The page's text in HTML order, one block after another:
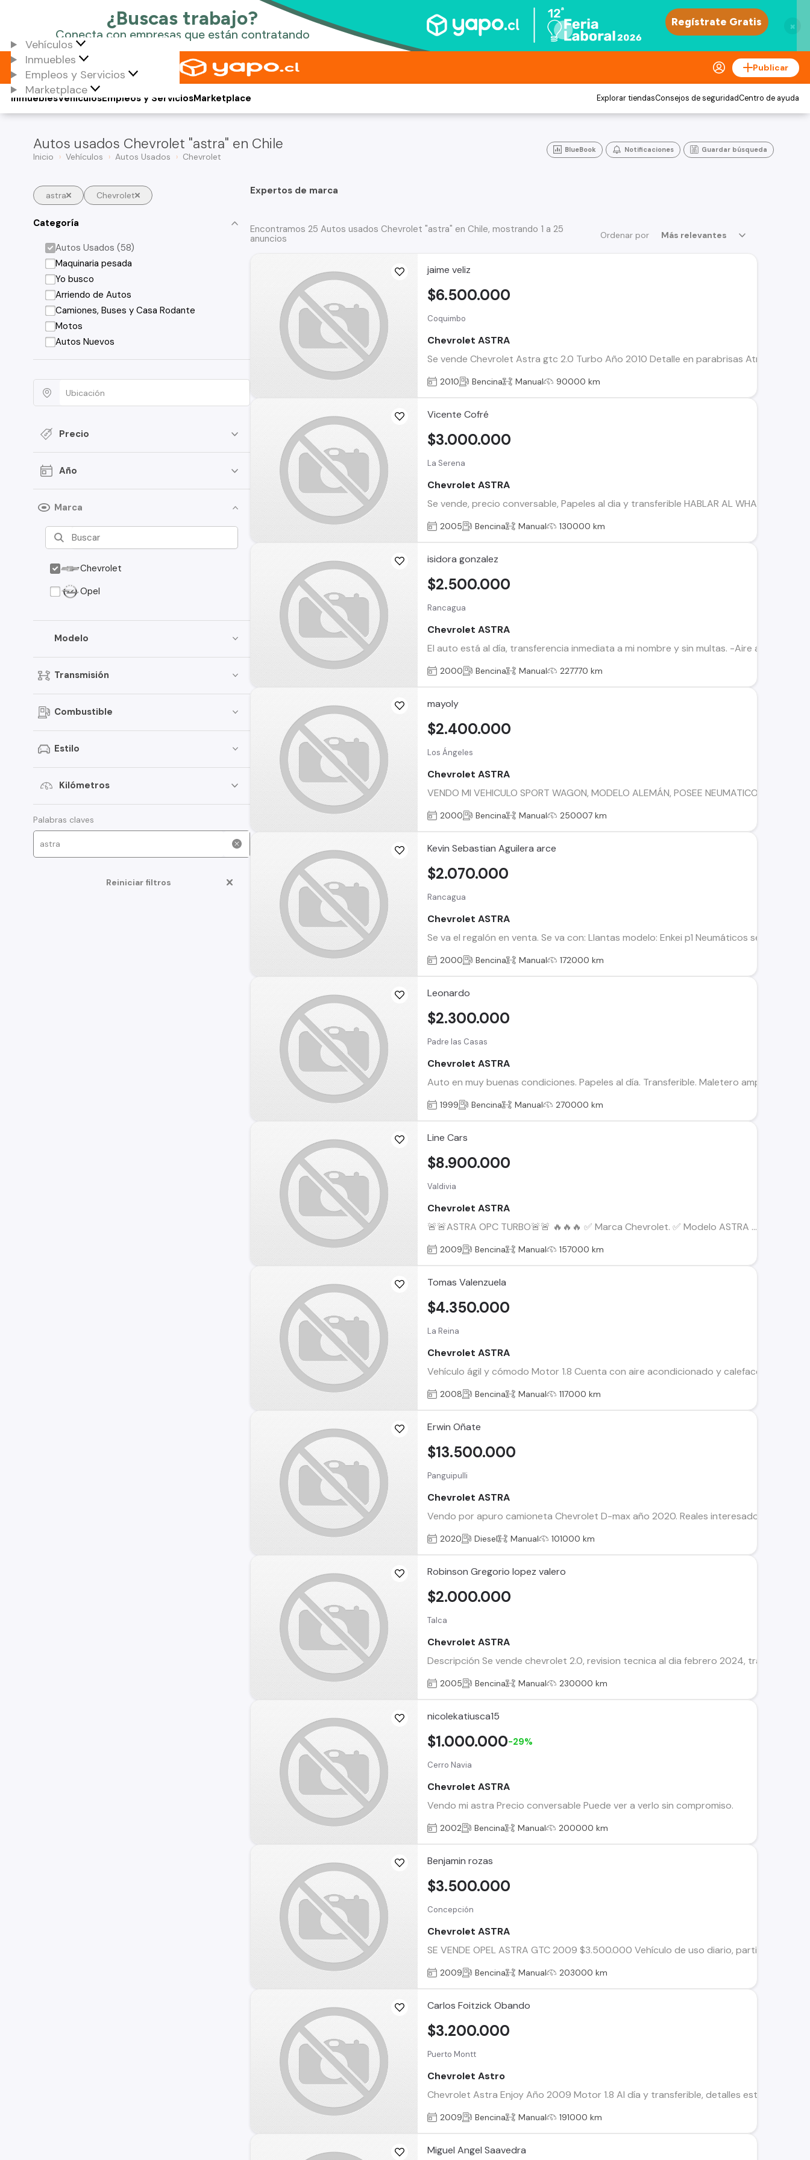
×
Vehículos
Inmuebles
Empleos y Servicios
Marketplace
Publicar
Vehículos
Inmuebles Empleos y ServiciosMarketplace Explorar tiendasConsejos de seguridadCentro de ayuda
Autos usados Chevrolet "astra" en Chile
Inicio Vehículos Autos Usados Chevrolet
BlueBook Notificaciones Guardar búsqueda
astra Chevrolet
Categoría
Autos Usados (58)
Maquinaria pesada
Yo busco
Arriendo de Autos
Camiones, Buses y Casa Rodante
Motos
Autos Nuevos
Precio
Año
Marca
Chevrolet
Opel
Modelo
Transmisión
Combustible
Estilo
Kilómetros
Palabras claves
Reiniciar filtros
Expertos de marca
Ordenar por Más relevantes
Encontramos 25 Autos usados Chevrolet "astra" en Chile, mostrando 1 a 25
anuncios
jaime veliz
Coquimbo
Chevrolet ASTRA
Se vende Chevrolet Astra gtc 2.0 Turbo Año 2010 Detalle en parabrisas Atrasado
$6.500.000
2010 Bencina Manual 90000 km
Vicente Cofré
La Serena
Chevrolet ASTRA
Se vende, precio conversable, Papeles al dia y transferible HABLAR AL WHATSAPP,
$3.000.000
2005 Bencina Manual 130000 km
isidora gonzalez
Rancagua
Chevrolet ASTRA
El auto está al día, transferencia inmediata a mi nombre y sin multas. -Aire
$2.500.000
2000 Bencina Manual 227770 km
mayoly
Los Ángeles
Chevrolet ASTRA
VENDO MI VEHICULO SPORT WAGON, MODELO ALEMÁN, POSEE NEUMATICOS
$2.400.000
2000 Bencina Manual 250007 km
Kevin Sebastian Aguilera arce
Rancagua
Chevrolet ASTRA
Se va el regalón en venta. Se va con: Llantas modelo: Enkei p1 Neumáticos semi slick
$2.070.000
2000 Bencina Manual 172000 km
Leonardo
Padre las Casas
Chevrolet ASTRA
Auto en muy buenas condiciones. Papeles al día. Transferible. Maletero amplio. Tapiz
$2.300.000
1999 Bencina Manual 270000 km
Line Cars
Valdivia
Chevrolet ASTRA
🚨🚨️ASTRA OPC TURBO🚨🚨 🔥🔥🔥 ✅️ Marca Chevrolet. ✅️ Modelo ASTRA ...
$8.900.000
2009 Bencina Manual 157000 km
Tomas Valenzuela
La Reina
Chevrolet ASTRA
Vehículo ágil y cómodo Motor 1.8 Cuenta con aire acondicionado y calefacción
$4.350.000
2008 Bencina Manual 117000 km
Erwin Oñate
Panguipulli
Chevrolet ASTRA
Vendo por apuro camioneta Chevrolet D-max año 2020. Reales interesados
$13.500.000
2020 Diesel Manual 101000 km
Robinson Gregorio lopez valero
Talca
Chevrolet ASTRA
Descripción Se vende chevrolet 2.0, revision tecnica al dia febrero 2024,
$2.000.000
2005 Bencina Manual 230000 km
nicolekatiusca15
Cerro Navia
Chevrolet ASTRA
Vendo mi astra Precio conversable Puede ver a verlo sin compromiso.
$1.000.000-29%
2002 Bencina Manual 200000 km
Benjamin rozas
Concepción
Chevrolet ASTRA
SE VENDE OPEL ASTRA GTC 2009 $3.500.000 Vehículo de uso diario, partiendo a
$3.500.000
2009 Bencina Manual 203000 km
Carlos Foitzick Obando
Puerto Montt
Chevrolet Astro
Chevrolet Astra Enjoy Año 2009 Motor 1.8 Al día y transferible, detalles estéticos
$3.200.000
2009 Bencina Manual 191000 km
Miguel Angel Saavedra